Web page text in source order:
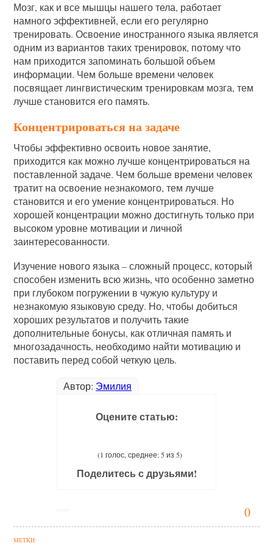
0
Мозг, как и все мышцы нашего тела, работает
намного эффективней, если его регулярно
тренировать. Освоение иностранного языка является
одним из вариантов таких тренировок, потому что
нам приходится запоминать большой объем
информации. Чем больше времени человек
посвящает лингвистическим тренировкам мозга, тем
лучше становится его память.
Концентрироваться на задаче
Чтобы эффективно освоить новое занятие,
приходится как можно лучше концентрироваться на
поставленной задаче. Чем больше времени человек
тратит на освоение незнакомого, тем лучше
становится и его умение концентрироваться. Но
хорошей концентрации можно достигнуть только при
высоком уровне мотивации и личной
заинтересованности.
Изучение нового языка – сложный процесс, который
способен изменить всю жизнь, что особенно заметно
при глубоком погружении в чужую культуру и
незнакомую языковую среду. Но, чтобы добиться
хороших результатов и получить такие
дополнительные бонусы, как отличная память и
многозадачность, необходимо найти мотивацию и
поставить перед собой четкую цель.
Автор: Эмилия
Оцените статью:
(1 голос, среднее: 5 из 5)
Поделитесь с друзьями!
МЕТКИ: